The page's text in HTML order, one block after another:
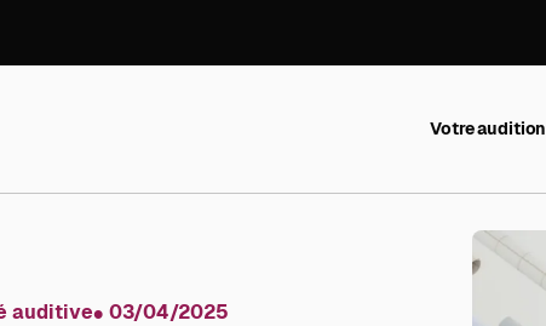
Votre audition
auditive 03/04/2025